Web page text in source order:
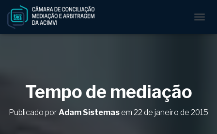
V
Tempo de mediação
Publicado por Adam Sistemasem 22 de janeiro de 2015